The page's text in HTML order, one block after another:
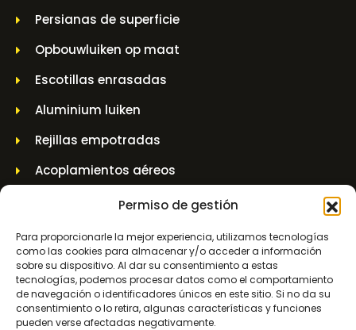
Permiso de gestión
Para proporcionarle la mejor experiencia, utilizamos tecnologías
como las cookies para almacenar y/o acceder a información
sobre su dispositivo. Al dar su consentimiento a estas
tecnologías, podemos procesar datos como el comportamiento
de navegación o identificadores únicos en este sitio. Si no da su
consentimiento o lo retira, algunas características y funciones
pueden verse afectadas negativamente.
Persianas de superficie
Opbouwluiken op maat
Escotillas enrasadas
Aluminium luiken
Rejillas empotradas
Acoplamientos aéreos
Casquillo de pared
Tarros elevadores y tarros de husillo
INFORMACIÓN DE CONTACTO
Molenwerf 5 1911 DB Uitgeest